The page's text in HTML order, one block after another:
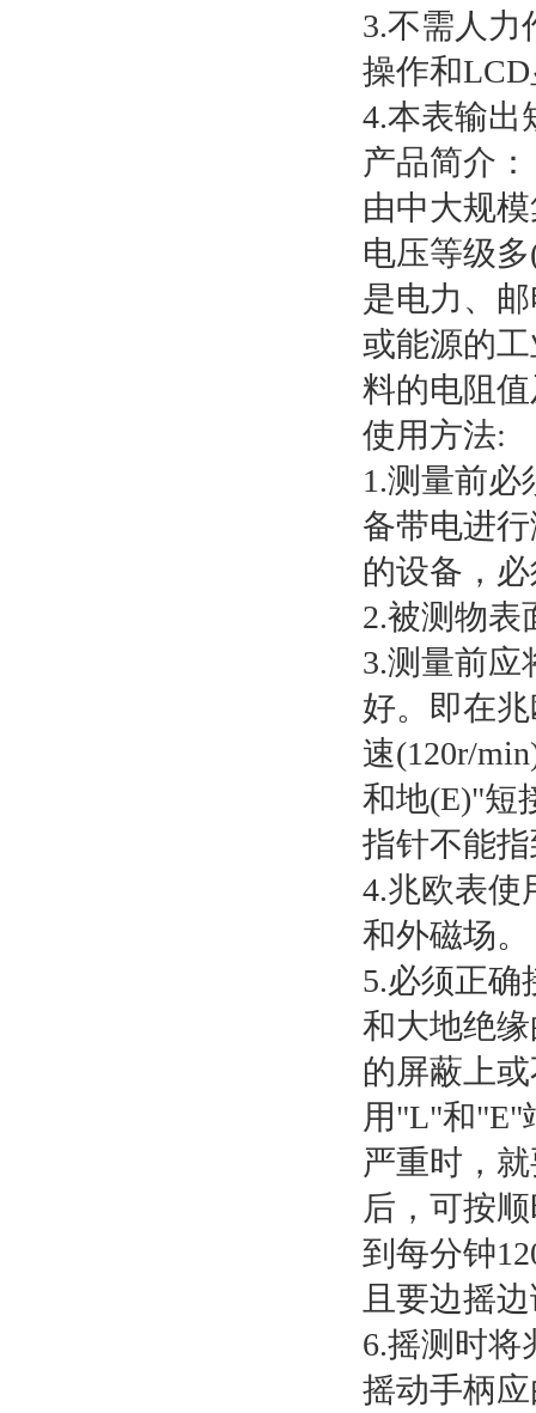
3.不需人力
操作和
4.本表输出
产品简介：
由中大规
电压等级
是电力、
或能源的
料的电阻
使用方法:
1.测量前
备带电进
的设备，
2.被测物表
3.测量前应
好。即在
速(120r/
和地(E)"短
指针不能
4.兆欧表使
和外磁场。
5.必须正确
和大地绝
的屏蔽上
用"L"和"E"
严重时，
后，可按
到每分钟
且要边摇
6.摇测时将
摇动手柄